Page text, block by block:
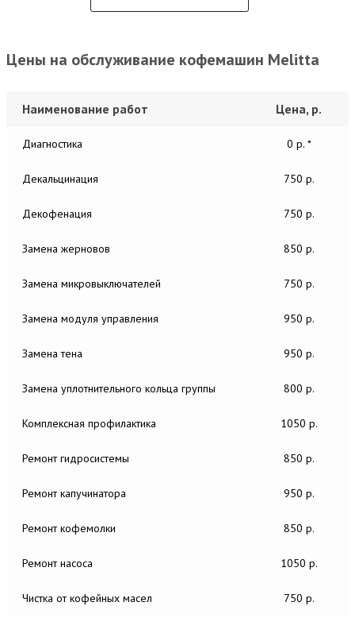
Цены на обслуживание кофемашин Melitta
Наименование работ Цена, р.
Диагностика 0 р. *
Декальцинация 750 р.
Декофенация 750 р.
Замена жерновов 850 р.
Замена микровыключателей 750 р.
Замена модуля управления 950 р.
Замена тена 950 р.
Замена уплотнительного кольца группы 800 р.
Комплексная профилактика 1050 р.
Ремонт гидросистемы 850 р.
Ремонт капучинатора 950 р.
Ремонт кофемолки 850 р.
Ремонт насоса 1050 р.
Чистка от кофейных масел 750 р.